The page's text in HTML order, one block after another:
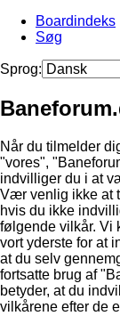
Boardindeks
Søg
Sprog:
Når du tilmelder
"vores",
indvilliger du i at
Vær venlig ikke at
hvis du ikke
følgende vilkår. Vi
vort yderste for at
at du selv
fortsatte brug af
betyder, at du
vilkårene efter de